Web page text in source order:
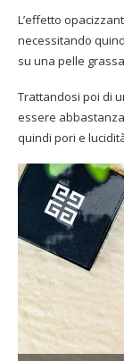
L’effetto
necessitando
su una pelle
Trattandosi poi di
essere
quindi pori e